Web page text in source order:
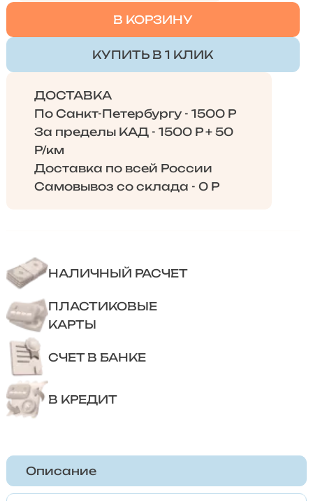
В КОРЗИНУ
КУПИТЬ В 1 КЛИК
ДОСТАВКА
По Санкт-Петербургу - 1500 Р
За пределы КАД - 1500 Р + 50
Р/км
Доставка по всей России
Самовывоз со склада - 0 Р
НАЛИЧНЫЙ РАСЧЕТ
ПЛАСТИКОВЫЕ
КАРТЫ
СЧЕТ В БАНКЕ
В КРЕДИТ
Описание